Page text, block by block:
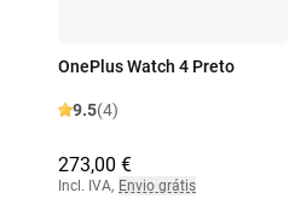
OnePlus Watch 4 Preto
9.5(4)
273,00 €
Incl. IVA, Envio grátis